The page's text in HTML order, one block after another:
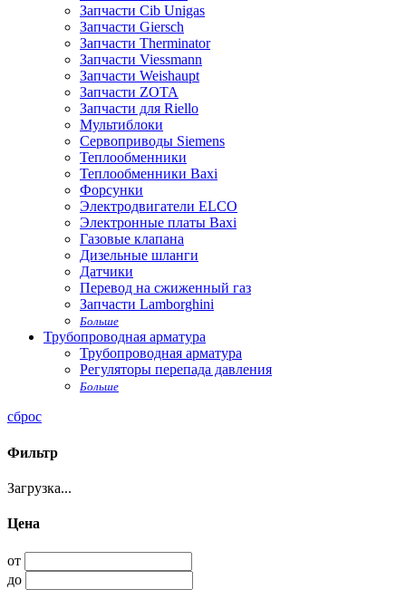
Запчасти Cib Unigas
Запчасти Giersch
Запчасти Therminator
Запчасти Viessmann
Запчасти Weishaupt
Запчасти ZOTA
Запчасти для Riello
Мультиблоки
Сервоприводы Siemens
Теплообменники
Теплообменники Baxi
Форсунки
Электродвигатели ELCO
Электронные платы Baxi
Газовые клапана
Дизельные шланги
Датчики
Перевод на сжиженный газ
Запчасти Lamborghini
Больше
Трубопроводная арматура
Трубопроводная арматура
Регуляторы перепада давления
Больше
сброс
Фильтр
Загрузка...
Цена
от
до